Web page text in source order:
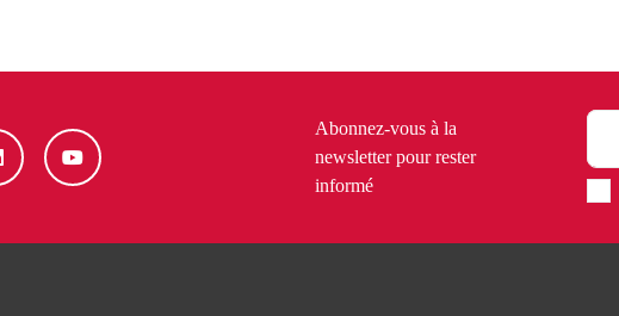
Abonnez-vous à la
newsletter pour rester
informé